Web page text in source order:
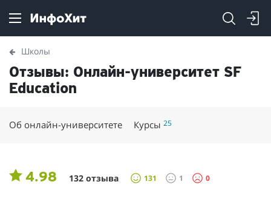
Школы
Отзывы: Онлайн-университет SF
Education
Об онлайн-университете Курсы25
4.98 132 отзыва 131 1 0